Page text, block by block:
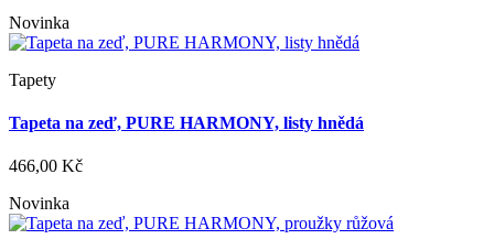
Novinka
Tapety
Tapeta na zeď, PURE HARMONY, listy hnědá
466,00 Kč
Novinka